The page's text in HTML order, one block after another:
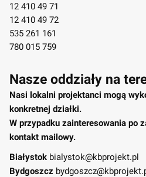
12 410 49 71
12 410 49 72
535 261 161
780 015 759
Nasze oddziały na
Nasi lokalni projektanci mogą
konkretnej działki.
W przypadku zainteresowania po
kontakt mailowy.
Białystok bialystok@kbprojekt.pl
Bydgoszcz